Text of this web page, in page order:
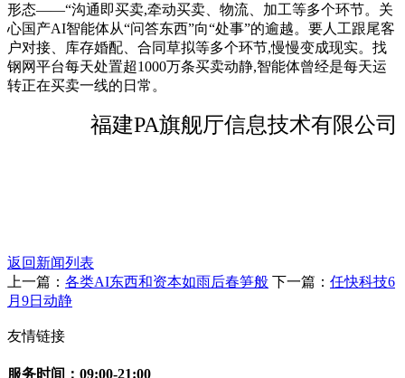
形态——“沟通即买卖,牵动买卖、物流、加工等多个环节。关
心国产AI智能体从“问答东西”向“处事”的逾越。要人工跟尾客
户对接、库存婚配、合同草拟等多个环节,慢慢变成现实。找
钢网平台每天处置超1000万条买卖动静,智能体曾经是每天运
转正在买卖一线的日常。
福建PA旗舰厅信息技术有限公司
返回新闻列表
上一篇： 各类AI东西和资本如雨后春笋般 下一篇： 任快科技6
月9日动静
友情链接
服务时间：09:00-21:00